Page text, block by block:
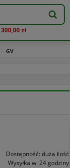
300,00 zł
GV
Dostępność: duża ilość
Wysyłka w: 24 godziny